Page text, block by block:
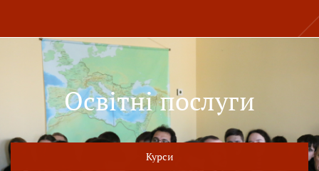
Освітні послуги
Курси